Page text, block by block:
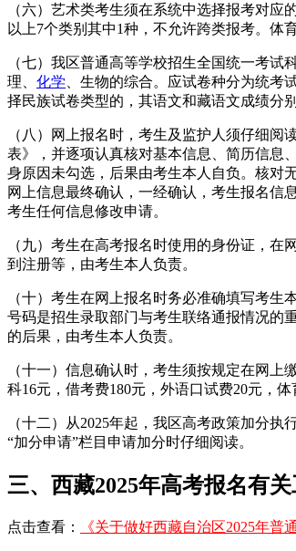
（六）艺术类考生须在系统中选择报考对应
以上7个类别其中1种，不允许跨类报考。体
（七）我区普通高等学校招生全国统一考
理、 化学 、生物的综合。应试卷种分为统
择民族试卷类型的，其语文和藏语文成绩分
（八）网上报名时，考生及监护人须仔细
表》，并逐项认真核对基本信息、简历信息
身原因未勾选，后果由考生本人自负。核对
网上信息最终确认，一经确认，考生报名信
考生任何信息修改申请。
（九）考生在高考报名时使用的身份证，
到注册等，由考生本人负责。
（十）考生在网上报名时务必准确填写考
号码是招生录取部门与考生联络通报情况的
的后果，由考生本人负责。
（十一）信息确认时，考生须按规定在网
科16元，借考费180元，外语口试费20元，
（十二）从2025年起，我区高考政策加分
“加分申请”栏目申请加分时仔细阅读。
三、西藏2025年高考报名有关
点击查看： 《关于做好西藏自治区2025年